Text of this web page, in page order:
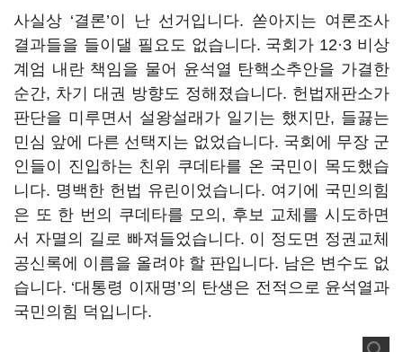
사실상 ‘결론’이 난 선거입니다. 쏟아지는 여론조사
결과들을 들이댈 필요도 없습니다. 국회가 12·3 비상
계엄 내란 책임을 물어 윤석열 탄핵소추안을 가결한
순간, 차기 대권 방향도 정해졌습니다. 헌법재판소가
판단을 미루면서 설왕설래가 일기는 했지만, 들끓는
민심 앞에 다른 선택지는 없었습니다. 국회에 무장 군
인들이 진입하는 친위 쿠데타를 온 국민이 목도했습
니다. 명백한 헌법 유린이었습니다. 여기에 국민의힘
은 또 한 번의 쿠데타를 모의, 후보 교체를 시도하면
서 자멸의 길로 빠져들었습니다. 이 정도면 정권교체
공신록에 이름을 올려야 할 판입니다. 남은 변수도 없
습니다. ‘대통령 이재명’의 탄생은 전적으로 윤석열과
국민의힘 덕입니다.